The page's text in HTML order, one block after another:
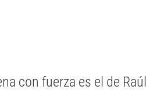
con fuerza es el de